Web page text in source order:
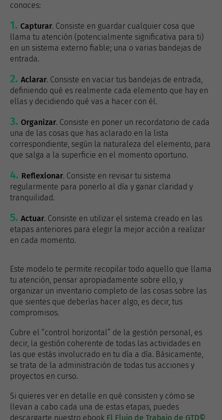
conoces:
Capturar. Consiste en guardar cualquier cosa que
llama tu atención (potencialmente significativa para ti)
en un sistema externo fiable; una o varias bandejas de
entrada.
Aclarar. Consiste en vaciar tus bandejas de entrada,
definiendo qué es realmente cada elemento que hay en
ellas y decidiendo qué vas a hacer con él.
Organizar. Consiste en poner un recordatorio de cada
una de las cosas que has aclarado en la lista
correspondiente, según la naturaleza del elemento, para
que salga a la superficie en el momento oportuno.
Reflexionar. Consiste en revisar tu sistema
regularmente para ponerlo al día y ganar claridad y
tranquilidad.
Actuar. Consiste en utilizar el sistema creado en las
etapas anteriores para elegir la mejor acción a realizar
en cada momento.
Este modelo te permite recopilar todo aquello que llama
tu atención, pensar apropiadamente sobre ello, y
organizar un inventario completo de las cosas sobre las
que sientes que deberías hacer algo, es decir, tus
compromisos.
Cubre el “control horizontal” de la gestión personal, es
decir, la gestión coherente de todas las actividades en
las que estás involucrado en tu día a día. Básicamente,
se trata de la administración de todas tus acciones y
proyectos en curso.
Si quieres ver en detalle en qué consisten y cómo se
llevan a cabo cada una de estas etapas, puedes
descargarte nuestro ebook El Flujo de Trabajo de GTD©,